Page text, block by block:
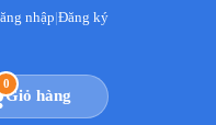
nhập|Đăng ký
0
Giỏ hàng